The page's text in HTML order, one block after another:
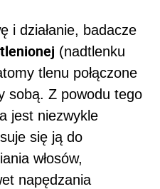
i działanie, badacze
(nadtlenku
tlenu połączone
sobą. Z powodu tego
jest niezwykle
się ją do
włosów,
napędzania